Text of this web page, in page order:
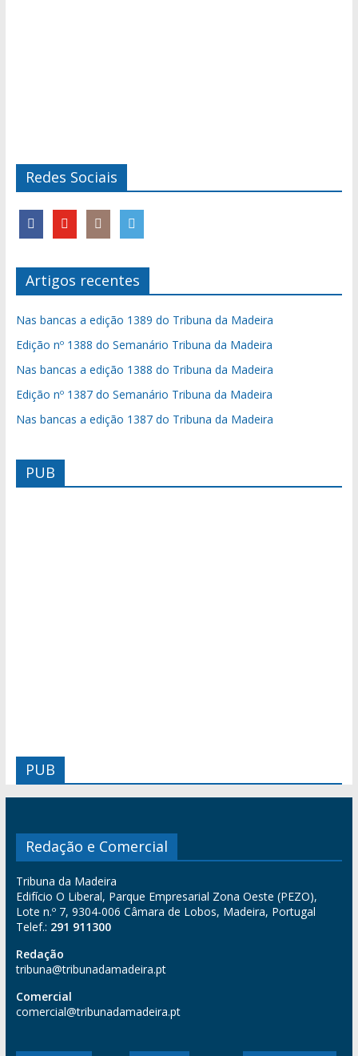
Redes Sociais
Artigos recentes
Nas bancas a edição 1389 do Tribuna da Madeira
Edição nº 1388 do Semanário Tribuna da Madeira
Nas bancas a edição 1388 do Tribuna da Madeira
Edição nº 1387 do Semanário Tribuna da Madeira
Nas bancas a edição 1387 do Tribuna da Madeira
PUB
PUB
Redação e Comercial
Tribuna da Madeira
Edifício O Liberal, Parque Empresarial Zona Oeste (PEZO),
Lote n.º 7, 9304-006 Câmara de Lobos, Madeira, Portugal
Telef.: 291 911300
Redação
tribuna@tribunadamadeira.pt
Comercial
comercial@tribunadamadeira.pt